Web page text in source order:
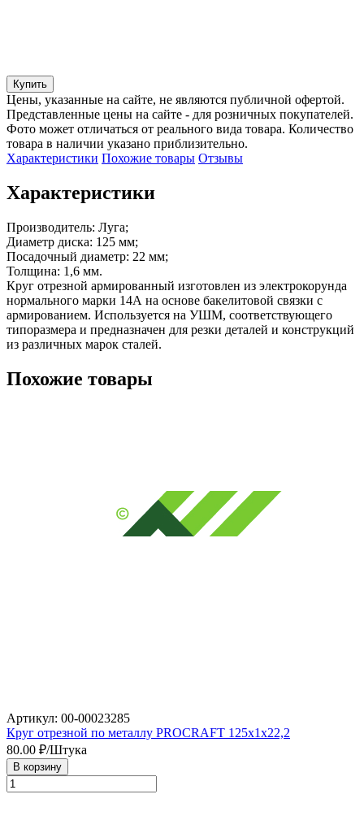
Купить
Цены, указанные на сайте, не являются публичной офертой.
Представленные цены на сайте - для розничных покупателей.
Фото может отличаться от реального вида товара. Количество
товара в наличии указано приблизительно.
Характеристики Похожие товары Отзывы
Характеристики
Производитель: Луга;
Диаметр диска: 125 мм;
Посадочный диаметр: 22 мм;
Толщина: 1,6 мм.
Круг отрезной армированный изготовлен из электрокорунда
нормального марки 14А на основе бакелитовой связки с
армированием. Используется на УШМ, соответствующего
типоразмера и предназначен для резки деталей и конструкций
из различных марок сталей.
Похожие товары
Артикул: 00-00023285
Круг отрезной по металлу PROCRAFT 125х1х22,2
80.00 ₽/Штука
В корзину